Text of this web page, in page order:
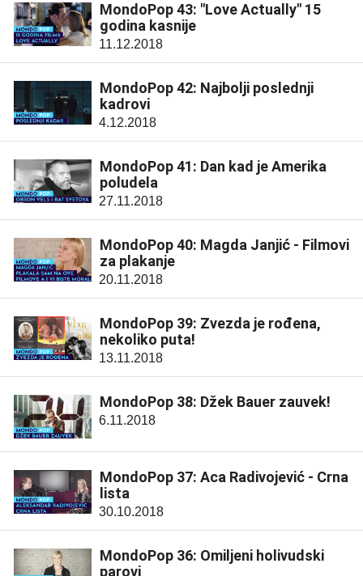
MondoPop 43: "Love Actually" 15
godina kasnije
11.12.2018
MondoPop 42: Najbolji poslednji
kadrovi
4.12.2018
MondoPop 41: Dan kad je Amerika
poludela
27.11.2018
MondoPop 40: Magda Janjić - Filmovi
za plakanje
20.11.2018
MondoPop 39: Zvezda je rođena,
nekoliko puta!
13.11.2018
MondoPop 38: Džek Bauer zauvek!
6.11.2018
MondoPop 37: Aca Radivojević - Crna
lista
30.10.2018
MondoPop 36: Omiljeni holivudski
parovi